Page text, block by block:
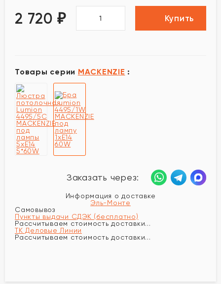
2 720 ₽ Купить
Товары серии MACKENZIE :
Заказать через:
Информация о доставке
Эль-Монте
Самовывоз
Пункты выдачи СДЭК (бесплатно)
Рассчитываем стоимость доставки...
ТК Деловые Линии
Рассчитываем стоимость доставки...